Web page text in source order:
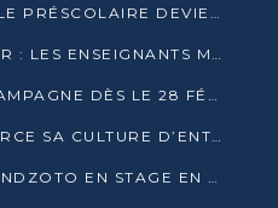
ÉDUCATION AU CONGO : LE PRÉSCOLAIRE DEVIENT OBLIGATOIRE, LE BTS CONSACRÉ DIPLÔME D’ÉTAT
ENSEIGNEMENT SUPÉRIEUR : LES ENSEIGNANTS MAINTIENNENT LA GRÈVE ET EXIGENT UN ACCORD ÉCRIT AVEC L’ÉTAT
PRÉSIDENTIELLE 2026 : CAMPAGNE DÈS LE 28 FÉVRIER, SCRUTIN LES 12 ET 15 MARS
CONGO TERMINAL RENFORCE SA CULTURE D’ENTREPRISE AVEC LE PROGRAMME « WIN TOGETHER »
FOOTBALL : BOREL TOMANDZOTO EN STAGE EN ESPAGNE AVEC POLISSYA FC